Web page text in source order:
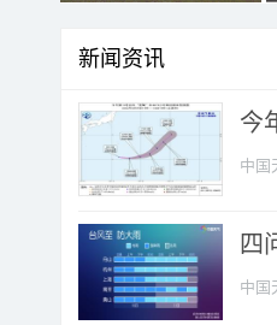
新闻资讯
今
中国
四
中国